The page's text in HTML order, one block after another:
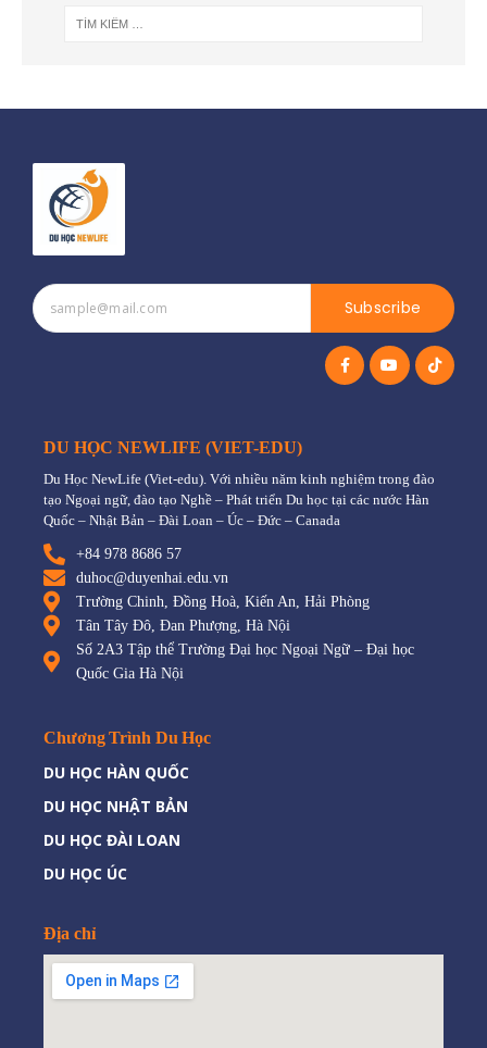
Subscribe
DU HỌC NEWLIFE (VIET-EDU)
Du Học NewLife (Viet-edu). Với nhiều năm kinh nghiệm trong đào
tạo Ngoại ngữ, đào tạo Nghề – Phát triển Du học tại các nước Hàn
Quốc – Nhật Bản – Đài Loan – Úc – Đức – Canada
+84 978 8686 57
duhoc@duyenhai.edu.vn
Trường Chinh, Đồng Hoà, Kiến An, Hải Phòng
Tân Tây Đô, Đan Phượng, Hà Nội
Số 2A3 Tập thể Trường Đại học Ngoại Ngữ – Đại học
Quốc Gia Hà Nội
Chương Trình Du Học
DU HỌC HÀN QUỐC
DU HỌC NHẬT BẢN
DU HỌC ĐÀI LOAN
DU HỌC ÚC
Địa chỉ